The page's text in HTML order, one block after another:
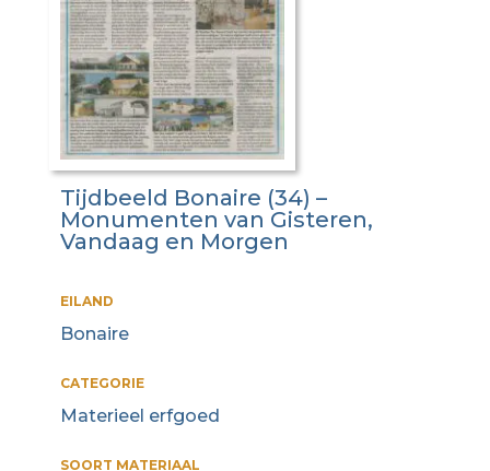
Tijdbeeld Bonaire (34) –
Monumenten van Gisteren,
Vandaag en Morgen
EILAND
Bonaire
CATEGORIE
Materieel erfgoed
SOORT MATERIAAL